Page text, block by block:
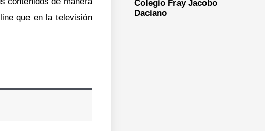
que en la televisión
Colegio Fray Jacobo
Daciano